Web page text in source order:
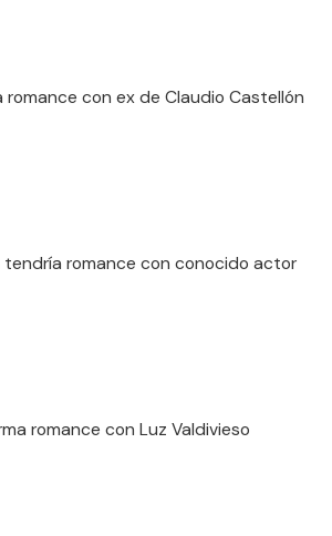
romance con ex de Claudio Castellón
tendría romance con conocido actor
romance con Luz Valdivieso